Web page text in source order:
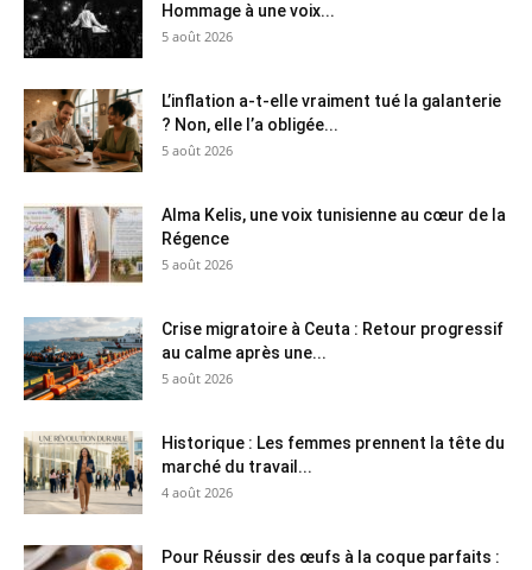
Hommage à une voix...
5 août 2026
L’inflation a-t-elle vraiment tué la galanterie
? Non, elle l’a obligée...
5 août 2026
Alma Kelis, une voix tunisienne au cœur de la
Régence
5 août 2026
Crise migratoire à Ceuta : Retour progressif
au calme après une...
5 août 2026
Historique : Les femmes prennent la tête du
marché du travail...
4 août 2026
Pour Réussir des œufs à la coque parfaits :